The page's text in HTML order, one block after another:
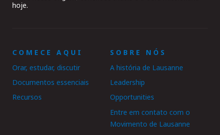
hoje.
COMECE AQUI
Orar, estudar, discutir
Documentos essenciais
Recursos
SOBRE NÓS
A história de Lausanne
Leadership
Opportunities
Entre em contato com o
Movimento de Lausanne